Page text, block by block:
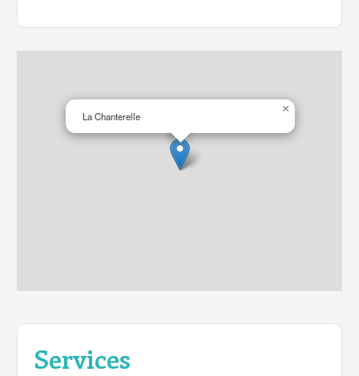
La Chanterelle
×
Services